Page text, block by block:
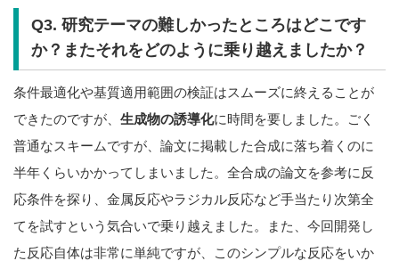
Q3. 研究テーマの難しかったところはどこです
か？またそれをどのように乗り越えましたか？
条件最適化や基質適用範囲の検証はスムーズに終えることが
できたのですが、 生成物の誘導化に時間を要しました。ごく
普通なスキームですが、論文に掲載した合成に落ち着くのに
半年くらいかかってしまいました。全合成の論文を参考に反
応条件を探り、金属反応やラジカル反応など手当たり次第全
てを試すという気合いで乗り越えました。また、今回開発し
た反応自体は非常に単純ですが、このシンプルな反応をいか